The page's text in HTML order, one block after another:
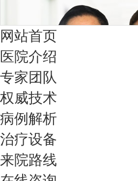
我们只治银屑病，我们在成都坐诊
网站首页
医院介绍
专家团队
权威技术
病例解析
治疗设备
来院路线